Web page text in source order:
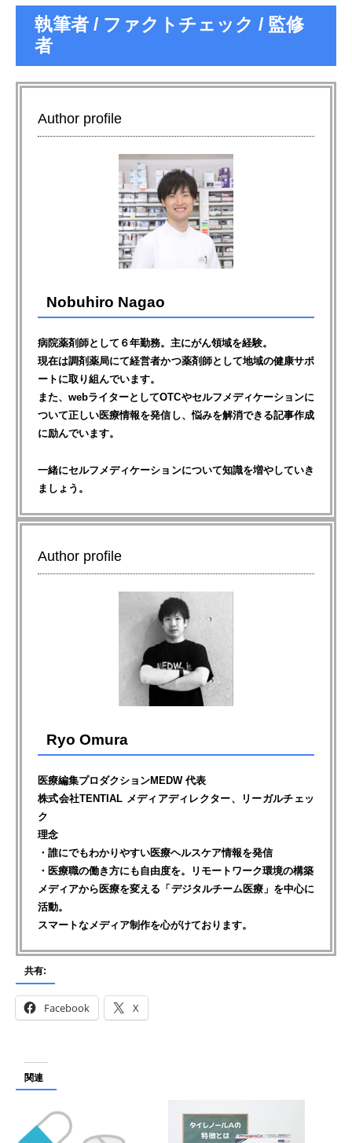
執筆者 / ファクトチェック / 監修
者
Author profile
Nobuhiro Nagao
病院薬剤師として６年勤務。主にがん領域を経験。
現在は調剤薬局にて経営者かつ薬剤師として地域の健康サポ
ートに取り組んでいます。
また、webライターとしてOTCやセルフメディケーションに
ついて正しい医療情報を発信し、悩みを解消できる記事作成
に励んでいます。
一緒にセルフメディケーションについて知識を増やしていき
ましょう。
Author profile
Ryo Omura
医療編集プロダクションMEDW 代表
株式会社TENTIAL メディアディレクター、リーガルチェッ
ク
理念
・誰にでもわかりやすい医療ヘルスケア情報を発信
・医療職の働き方にも自由度を。リモートワーク環境の構築
メディアから医療を変える「デジタルチーム医療」を中心に
活動。
スマートなメディア制作を心がけております。
共有:
Facebook X
関連